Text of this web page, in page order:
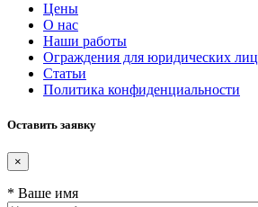
Цены
О нас
Наши работы
Ограждения для юридических лиц
Статьи
Политика конфиденциальности
Оставить заявку
×
* Ваше имя